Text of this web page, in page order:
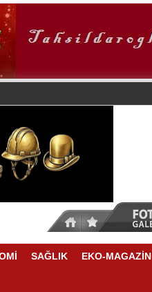
SAĞLIK EKO-MAGAZİN